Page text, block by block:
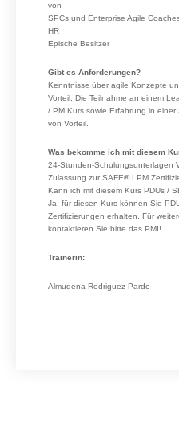
von
SPCs und Enterprise Agile
HR
Epische Besitzer
Gibt es Anforderungen?
Kenntnisse über agile Konzepte
Vorteil. Die Teilnahme an einem
/ PM Kurs sowie Erfahrung in
von Vorteil.
Was bekomme ich mit diesem
24-Stunden-Schulungsunterlagen
Zulassung zur SAFE® LPM
Kann ich mit diesem Kurs PDUs /
Ja, für diesen Kurs können Sie
Zertifizierungen erhalten. Für
kontaktieren Sie bitte das PMI!
Trainerin:
Almudena Rodriguez Pardo